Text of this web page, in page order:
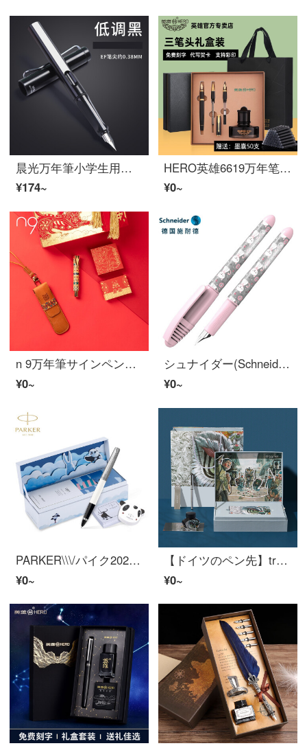
晨光万年筆小学生用可换墨囊三年级优渥正姿练字书法用ef尖万年筆可替换墨囊明尖儿童男女孩开学文具 黑色 1支笔+50支黑色墨胆
¥174~
HERO英雄6619万年笔プレゼント先生サイン笔官方商务男士学生练字礼盒装美工弯头免费定制log黒(万年笔0.5+美工弯头0.8+署名笔0.5)0.5 mm官方标配明尖
¥0~
n 9万年筆サインペンビジネスオフィスプレゼント男女誕生日プレゼント学生練字寅虎シリーズ女神節プレゼントメーカー直発
¥0~
シュナイダー(Schneider)小学生万年笔初心者児童练字笔男女孩墨嚢万年笔EF尖童趣シリーズピンク猫可订制
¥0~
PARKER\\\/パイク2021新款乔特复古多色宝珠笔熊猫礼盒付册练字用学生赠送七夕礼物児童万年笔熊猫复古白色宝珠笔礼盒
¥0~
【ドイツのペン先】tramol国潮シリーズライオン万年筆高級精緻な新年プレゼントギフトボックスセット女子学生男子学生専用練字文芸レトロカスタマイズライオン大ギフトボックスFペン先0.5 mm
¥0~